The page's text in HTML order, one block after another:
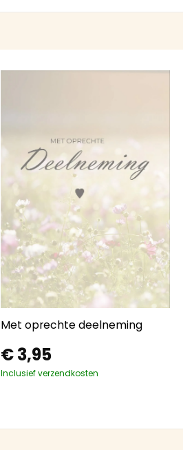
Met oprechte deelneming
€3,95
Inclusief verzendkosten